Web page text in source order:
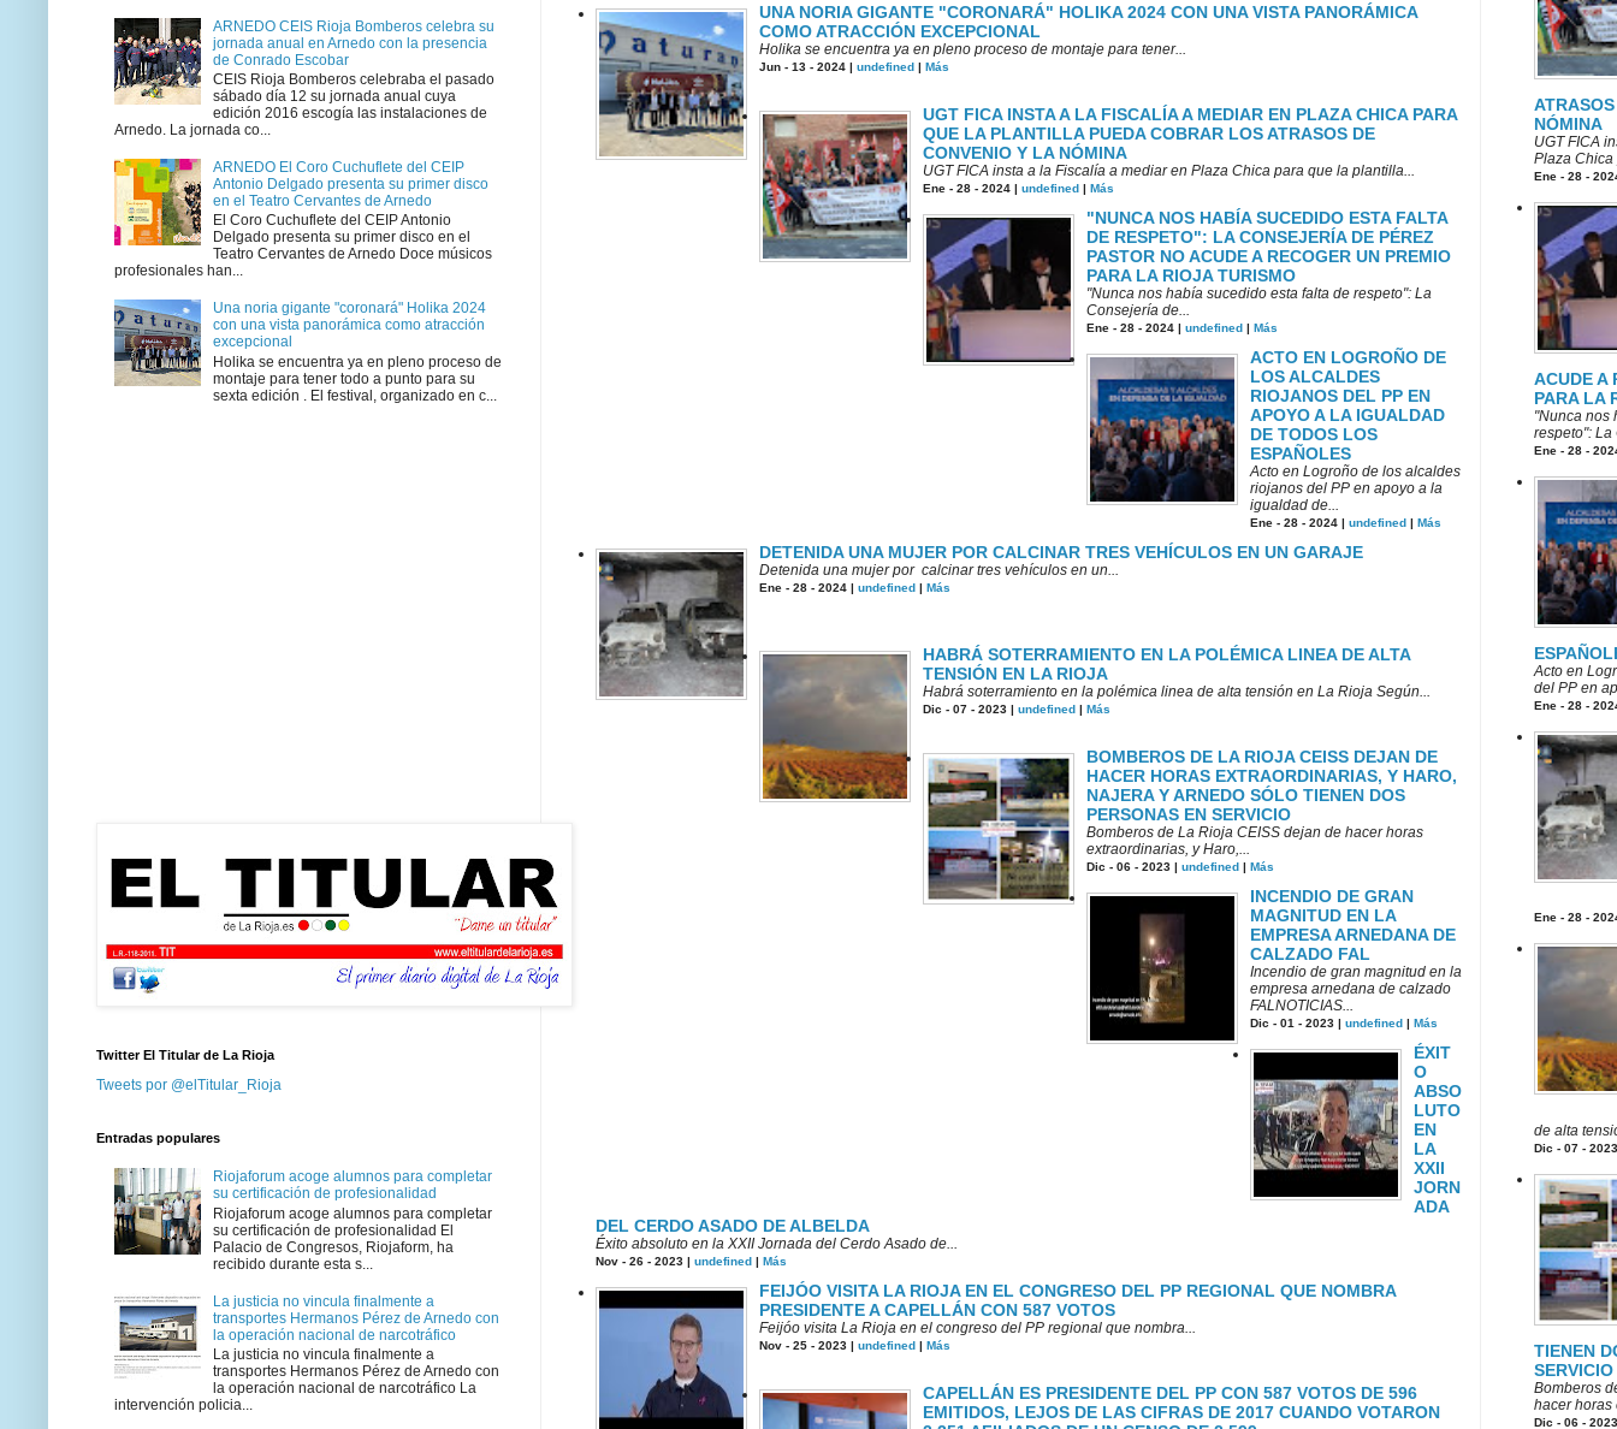
UNA NORIA GIGANTE "CORONARÁ" HOLIKA 2024 CON UNA VISTA PANORÁMICA
COMO ATRACCIÓN EXCEPCIONAL
Holika se encuentra ya en pleno proceso de montaje para tener...
Jun - 13 - 2024 | undefined | Más
UGT FICA INSTA A LA FISCALÍA A MEDIAR EN PLAZA CHICA PARA
QUE LA PLANTILLA PUEDA COBRAR LOS ATRASOS DE
CONVENIO Y LA NÓMINA
UGT FICA insta a la Fiscalía a mediar en Plaza Chica para que la plantilla...
Ene - 28 - 2024 | undefined | Más
"NUNCA NOS HABÍA SUCEDIDO ESTA FALTA
DE RESPETO": LA CONSEJERÍA DE PÉREZ
PASTOR NO ACUDE A RECOGER UN PREMIO
PARA LA RIOJA TURISMO
"Nunca nos había sucedido esta falta de respeto": La
Consejería de...
Ene - 28 - 2024 | undefined | Más
ACTO EN LOGROÑO DE
LOS ALCALDES
RIOJANOS DEL PP EN
APOYO A LA IGUALDAD
DE TODOS LOS
ESPAÑOLES
Acto en Logroño de los alcaldes
riojanos del PP en apoyo a la
igualdad de...
Ene - 28 - 2024 | undefined | Más
DETENIDA UNA MUJER POR CALCINAR TRES VEHÍCULOS EN UN GARAJE
Detenida una mujer por calcinar tres vehículos en un...
Ene - 28 - 2024 | undefined | Más
HABRÁ SOTERRAMIENTO EN LA POLÉMICA LINEA DE ALTA
TENSIÓN EN LA RIOJA
Habrá soterramiento en la polémica linea de alta tensión en La Rioja Según...
Dic - 07 - 2023 | undefined | Más
BOMBEROS DE LA RIOJA CEISS DEJAN DE
HACER HORAS EXTRAORDINARIAS, Y HARO,
NAJERA Y ARNEDO SÓLO TIENEN DOS
PERSONAS EN SERVICIO
Bomberos de La Rioja CEISS dejan de hacer horas
extraordinarias, y Haro,...
Dic - 06 - 2023 | undefined | Más
INCENDIO DE GRAN
MAGNITUD EN LA
EMPRESA ARNEDANA DE
CALZADO FAL
Incendio de gran magnitud en la
empresa arnedana de calzado
FALNOTICIAS...
Dic - 01 - 2023 | undefined | Más
ÉXIT
O
ABSO
LUTO
EN
LA
XXII
JORN
ADA
DEL CERDO ASADO DE ALBELDA
Éxito absoluto en la XXII Jornada del Cerdo Asado de...
Nov - 26 - 2023 | undefined | Más
FEIJÓO VISITA LA RIOJA EN EL CONGRESO DEL PP REGIONAL QUE NOMBRA
PRESIDENTE A CAPELLÁN CON 587 VOTOS
Feijóo visita La Rioja en el congreso del PP regional que nombra...
Nov - 25 - 2023 | undefined | Más
CAPELLÁN ES PRESIDENTE DEL PP CON 587 VOTOS DE 596
EMITIDOS, LEJOS DE LAS CIFRAS DE 2017 CUANDO VOTARON
ARNEDO CEIS Rioja Bomberos celebra su
jornada anual en Arnedo con la presencia
de Conrado Escobar
CEIS Rioja Bomberos celebraba el pasado
sábado día 12 su jornada anual cuya
edición 2016 escogía las instalaciones de
Arnedo. La jornada co...
ARNEDO El Coro Cuchuflete del CEIP
Antonio Delgado presenta su primer disco
en el Teatro Cervantes de Arnedo
El Coro Cuchuflete del CEIP Antonio
Delgado presenta su primer disco en el
Teatro Cervantes de Arnedo Doce músicos
profesionales han...
Una noria gigante "coronará" Holika 2024
con una vista panorámica como atracción
excepcional
Holika se encuentra ya en pleno proceso de
montaje para tener todo a punto para su
sexta edición . El festival, organizado en c...
Twitter El Titular de La Rioja
Tweets por @elTitular_Rioja
Entradas populares
Riojaforum acoge alumnos para completar
su certificación de profesionalidad
Riojaforum acoge alumnos para completar
su certificación de profesionalidad El
Palacio de Congresos, Riojaform, ha
recibido durante esta s...
La justicia no vincula finalmente a
transportes Hermanos Pérez de Arnedo con
la operación nacional de narcotráfico
La justicia no vincula finalmente a
transportes Hermanos Pérez de Arnedo con
la operación nacional de narcotráfico La
intervención policia...
NÓMINA
UGT FICA
Plaza
Ene - 28 -
ACUDE A
PARA LA
"Nunca nos
respeto": La
Ene - 28 -
Acto en
del PP en
Ene - 28 -
Ene - 28 -
de alta
Dic - 07 -
TIENEN
SERVICIO
Bomberos
hacer horas
Dic - 06 -